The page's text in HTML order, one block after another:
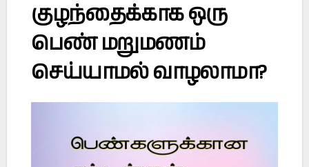
குழந்தைக்காக ஒரு
பெண் மறுமணம்
செய்யாமல் வாழலாமா?